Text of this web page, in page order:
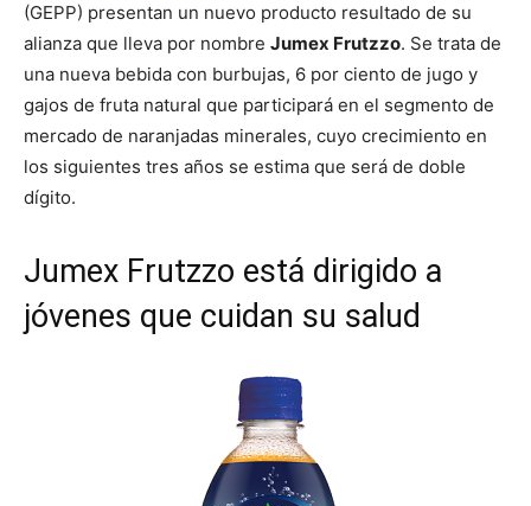
(GEPP) presentan un nuevo producto resultado de su
alianza que lleva por nombre Jumex Frutzzo. Se trata de
una nueva bebida con burbujas, 6 por ciento de jugo y
gajos de fruta natural que participará en el segmento de
mercado de naranjadas minerales, cuyo crecimiento en
los siguientes tres años se estima que será de doble
dígito.
Jumex Frutzzo está dirigido a
jóvenes que cuidan su salud